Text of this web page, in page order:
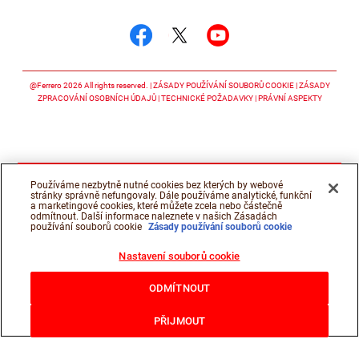
@Ferrero 2026 All rights reserved. ZÁSADY POUŽÍVÁNÍ SOUBORŮ COOKIE ZÁSADY
ZPRACOVÁNÍ OSOBNÍCH ÚDAJŮ TECHNICKÉ POŽADAVKY PRÁVNÍ ASPEKTY
Používáme nezbytně nutné cookies bez kterých by webové
stránky správně nefungovaly. Dále používáme analytické, funkční
a marketingové cookies, které můžete zcela nebo částečně
odmítnout. Další informace naleznete v našich Zásadách
používání souborů cookie Zásady používání souborů cookie
Nastavení souborů cookie
ODMÍTNOUT
PŘIJMOUT